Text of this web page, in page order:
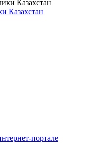
Казахстан
портале